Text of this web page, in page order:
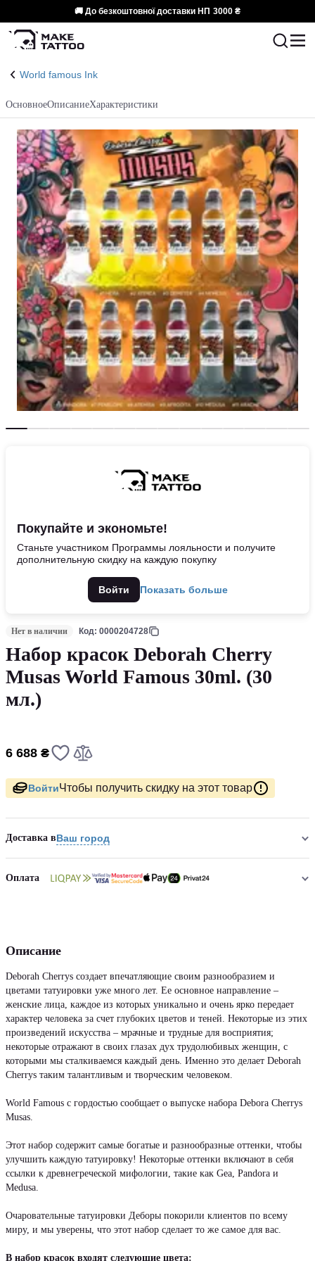
🚚 До безкоштовної доставки НП 3000 ₴
World famous Ink
ОсновноеОписаниеХарактеристики
Покупайте и экономьте!
Станьте участником Программы лояльности и получите
дополнительную скидку на каждую покупку
Войти Показать больше
Нет в наличии Код: 0000204728
Набор красок Deborah Cherry
Musas World Famous 30ml. (30
мл.)
6 688 ₴
ВойтиЧтобы получить скидку на этот товар
Доставка вВаш город
Оплата
Описание
Deborah Cherrys создает впечатляющие своим разнообразием и
цветами татуировки уже много лет. Ее основное направление –
женские лица, каждое из которых уникально и очень ярко передает
характер человека за счет глубоких цветов и теней. Некоторые из этих
произведений искусства – мрачные и трудные для восприятия;
некоторые отражают в своих глазах дух трудолюбивых женщин, с
которыми мы сталкиваемся каждый день. Именно это делает Deborah
Cherrys таким талантливым и творческим человеком.
World Famous с гордостью сообщает о выпуске набора Debora Cherrys
Musas.
Этот набор содержит самые богатые и разнообразные оттенки, чтобы
улучшить каждую татуировку! Некоторые оттенки включают в себя
ссылки к древнегреческой мифологии, такие как Gea, Pandora и
Medusa.
Очаровательные татуировки Деборы покорили клиентов по всему
миру, и мы уверены, что этот набор сделает то же самое для вас.
В набор красок входят следующие цвета: